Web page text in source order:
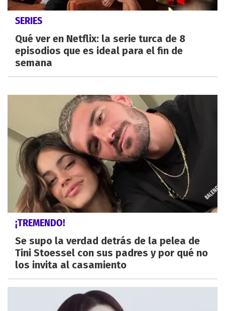
SERIES
Qué ver en Netflix: la serie turca de 8
episodios que es ideal para el fin de
semana
¡TREMENDO!
Se supo la verdad detrás de la pelea de
Tini Stoessel con sus padres y por qué no
los invita al casamiento